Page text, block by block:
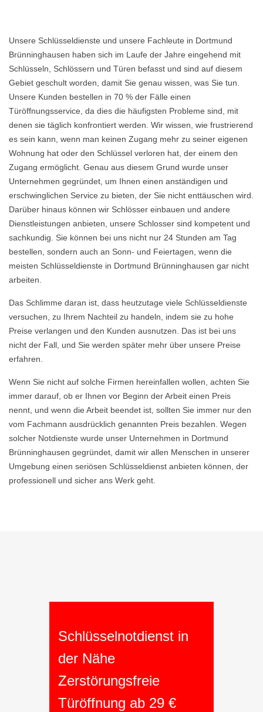
Unsere Schlüsseldienste und unsere Fachleute in Dortmund
Brünninghausen haben sich im Laufe der Jahre eingehend mit
Schlüsseln, Schlössern und Türen befasst und sind auf diesem
Gebiet geschult worden, damit Sie genau wissen, was Sie tun.
Unsere Kunden bestellen in 70 % der Fälle einen
Türöffnungsservice, da dies die häufigsten Probleme sind, mit
denen sie täglich konfrontiert werden. Wir wissen, wie frustrierend
es sein kann, wenn man keinen Zugang mehr zu seiner eigenen
Wohnung hat oder den Schlüssel verloren hat, der einem den
Zugang ermöglicht. Genau aus diesem Grund wurde unser
Unternehmen gegründet, um Ihnen einen anständigen und
erschwinglichen Service zu bieten, der Sie nicht enttäuschen wird.
Darüber hinaus können wir Schlösser einbauen und andere
Dienstleistungen anbieten, unsere Schlosser sind kompetent und
sachkundig. Sie können bei uns nicht nur 24 Stunden am Tag
bestellen, sondern auch an Sonn- und Feiertagen, wenn die
meisten Schlüsseldienste in Dortmund Brünninghausen gar nicht
arbeiten.
Das Schlimme daran ist, dass heutzutage viele Schlüsseldienste
versuchen, zu Ihrem Nachteil zu handeln, indem sie zu hohe
Preise verlangen und den Kunden ausnutzen. Das ist bei uns
nicht der Fall, und Sie werden später mehr über unsere Preise
erfahren.
Wenn Sie nicht auf solche Firmen hereinfallen wollen, achten Sie
immer darauf, ob er Ihnen vor Beginn der Arbeit einen Preis
nennt, und wenn die Arbeit beendet ist, sollten Sie immer nur den
vom Fachmann ausdrücklich genannten Preis bezahlen. Wegen
solcher Notdienste wurde unser Unternehmen in Dortmund
Brünninghausen gegründet, damit wir allen Menschen in unserer
Umgebung einen seriösen Schlüsseldienst anbieten können, der
professionell und sicher ans Werk geht.
Schlüsselnotdienst in
der Nähe
Zerstörungsfreie
Türöffnung ab 29 €